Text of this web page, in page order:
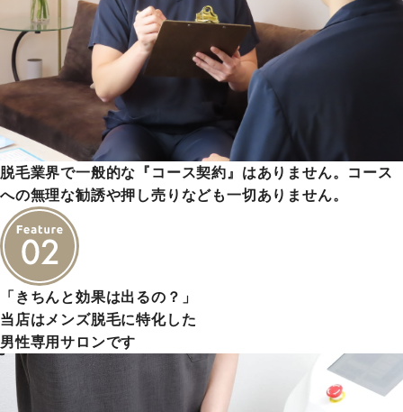
脱毛業界で一般的な『コース契約』はありません。コース
への無理な勧誘や押し売りなども一切ありません。
「きちんと効果は出るの？」
当店はメンズ脱毛に特化した
男性専用サロンです